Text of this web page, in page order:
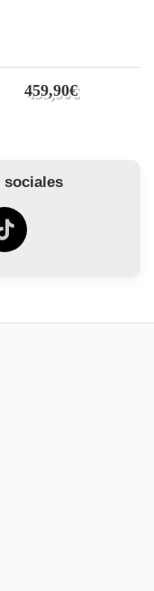
459,90€
sociales